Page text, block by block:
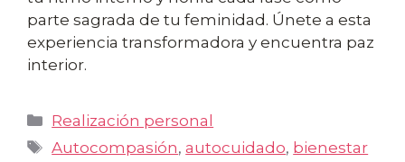
parte sagrada de tu feminidad. Únete a esta
experiencia transformadora y encuentra paz
interior.
Categorías
Realización personal
Etiquetas
Autocompasión,autocuidado, bienestar